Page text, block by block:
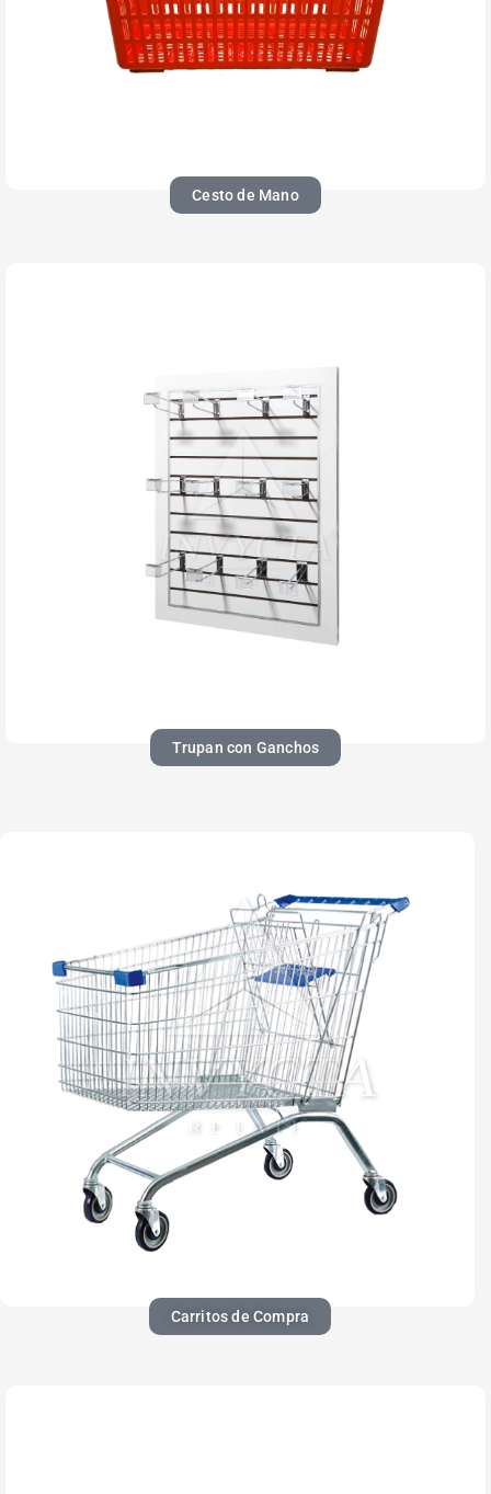
Cesto de Mano
Trupan con Ganchos
Carritos de Compra